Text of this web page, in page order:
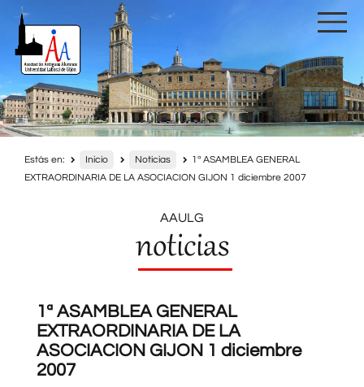
Estás en: Inicio Noticias
1ª ASAMBLEA GENERAL
EXTRAORDINARIA DE LA ASOCIACION GIJON 1 diciembre 2007
AAULG
noticias
1ª ASAMBLEA GENERAL
EXTRAORDINARIA DE LA
ASOCIACION GIJON 1 diciembre
2007